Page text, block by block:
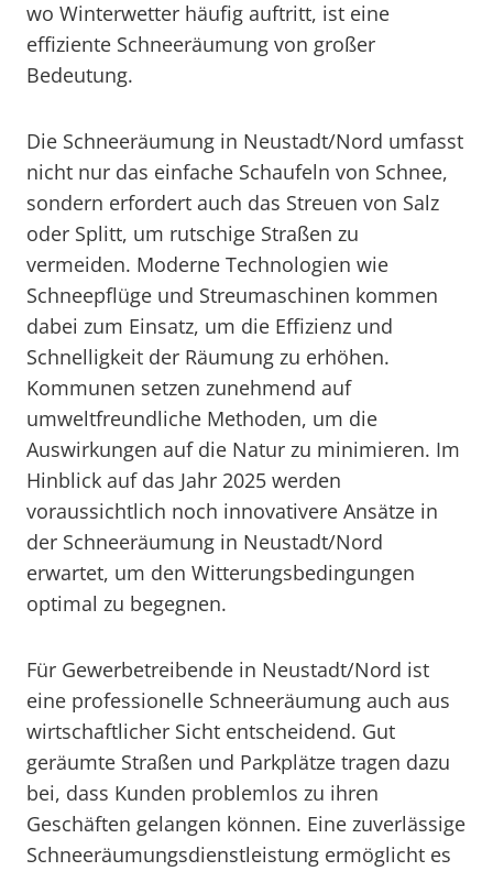
wo Winterwetter häufig auftritt, ist eine
effiziente Schneeräumung von großer
Bedeutung.
Die Schneeräumung in Neustadt/Nord umfasst
nicht nur das einfache Schaufeln von Schnee,
sondern erfordert auch das Streuen von Salz
oder Splitt, um rutschige Straßen zu
vermeiden. Moderne Technologien wie
Schneepflüge und Streumaschinen kommen
dabei zum Einsatz, um die Effizienz und
Schnelligkeit der Räumung zu erhöhen.
Kommunen setzen zunehmend auf
umweltfreundliche Methoden, um die
Auswirkungen auf die Natur zu minimieren. Im
Hinblick auf das Jahr 2025 werden
voraussichtlich noch innovativere Ansätze in
der Schneeräumung in Neustadt/Nord
erwartet, um den Witterungsbedingungen
optimal zu begegnen.
Für Gewerbetreibende in Neustadt/Nord ist
eine professionelle Schneeräumung auch aus
wirtschaftlicher Sicht entscheidend. Gut
geräumte Straßen und Parkplätze tragen dazu
bei, dass Kunden problemlos zu ihren
Geschäften gelangen können. Eine zuverlässige
Schneeräumungsdienstleistung ermöglicht es